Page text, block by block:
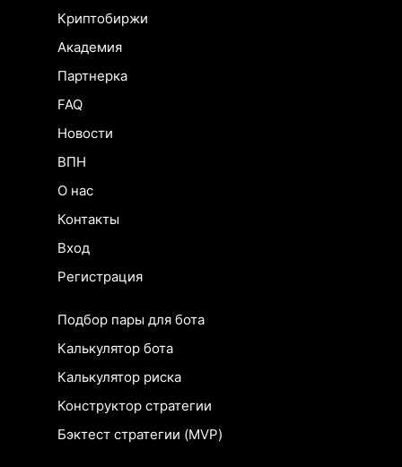
Криптобиржи
Академия
Партнерка
FAQ
Новости
ВПН
О нас
Контакты
Вход
Регистрация
Подбор пары для бота
Калькулятор бота
Калькулятор риска
Конструктор стратегии
Бэктест стратегии (MVP)